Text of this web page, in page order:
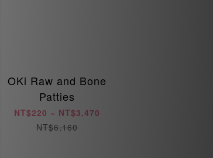
OKi Raw and Bone
Patties
NT$220 ~ NT$3,470
NT$6,160